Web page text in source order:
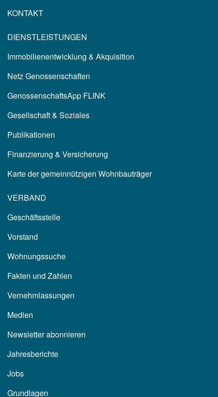
KONTAKT
DIENSTLEISTUNGEN
Immobilienentwicklung & Akquisition
Netz Genossenschaften
GenossenschaftsApp FLINK
Gesellschaft & Soziales
Publikationen
Finanzierung & Versicherung
Karte der gemeinnützigen Wohnbauträger
VERBAND
Geschäftsstelle
Vorstand
Wohnungssuche
Fakten und Zahlen
Vernehmlassungen
Medien
Newsletter abonnieren
Jahresberichte
Jobs
Grundlagen